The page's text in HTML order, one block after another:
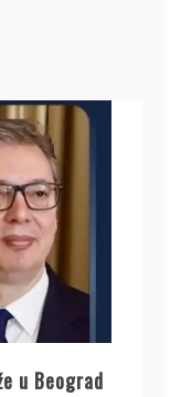
u Beograd